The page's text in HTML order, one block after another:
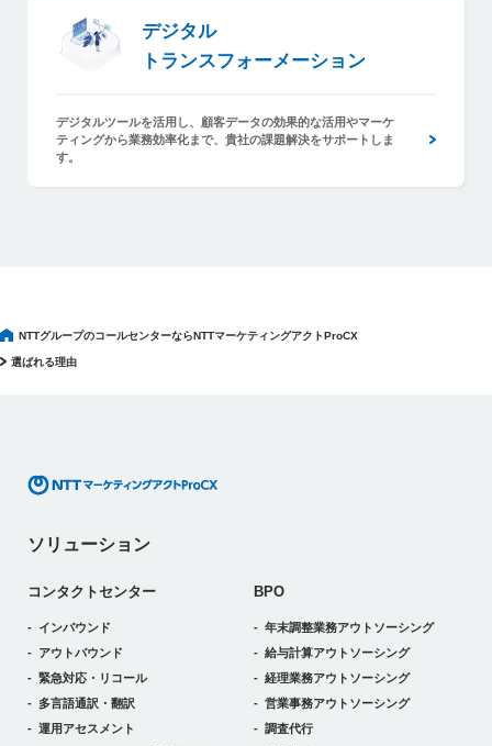
デジタルトランスフォーメーション
デジタル
トランスフォーメーション
デジタルツールを活用し、顧客データの効果的な活用やマーケ
ティングから業務効率化まで、貴社の課題解決をサポートしま
す。
NTTグループのコールセンターならNTTマーケティングアクトProCX
選ばれる理由
ソリューション
コンタクトセンター
インバウンド
アウトバウンド
緊急対応・リコール
多言語通訳・翻訳
運用アセスメント
BPO
年末調整業務アウトソーシング
給与計算アウトソーシング
経理業務アウトソーシング
営業事務アウトソーシング
調査代行